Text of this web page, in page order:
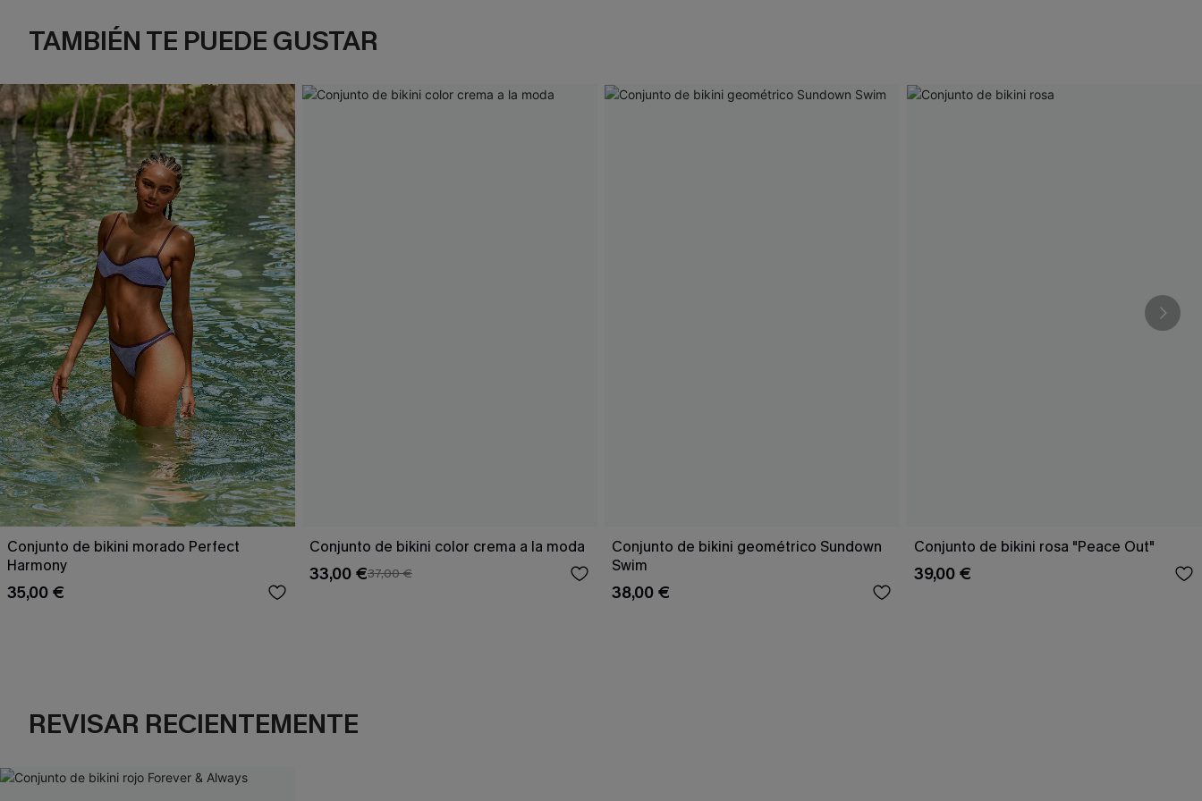
TAMBIÉN TE PUEDE GUSTAR
Conjunto de bikini morado Perfect
Harmony
35,00 €
Conjunto de bikini color crema a la moda
33,00 €37,00 €
Conjunto de bikini geométrico Sundown
Swim
38,00 €
Conjunto de bikini rosa "Peace Out"
39,00 €
REVISAR RECIENTEMENTE